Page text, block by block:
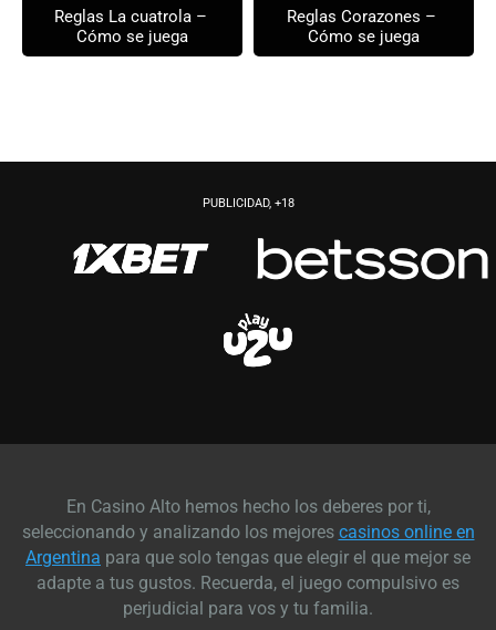
Reglas La cuatrola –
Cómo se juega
Reglas Corazones –
Cómo se juega
PUBLICIDAD, +18
En Casino Alto hemos hecho los deberes por ti,
seleccionando y analizando los mejores casinos online en
Argentina para que solo tengas que elegir el que mejor se
adapte a tus gustos. Recuerda, el juego compulsivo es
perjudicial para vos y tu familia.